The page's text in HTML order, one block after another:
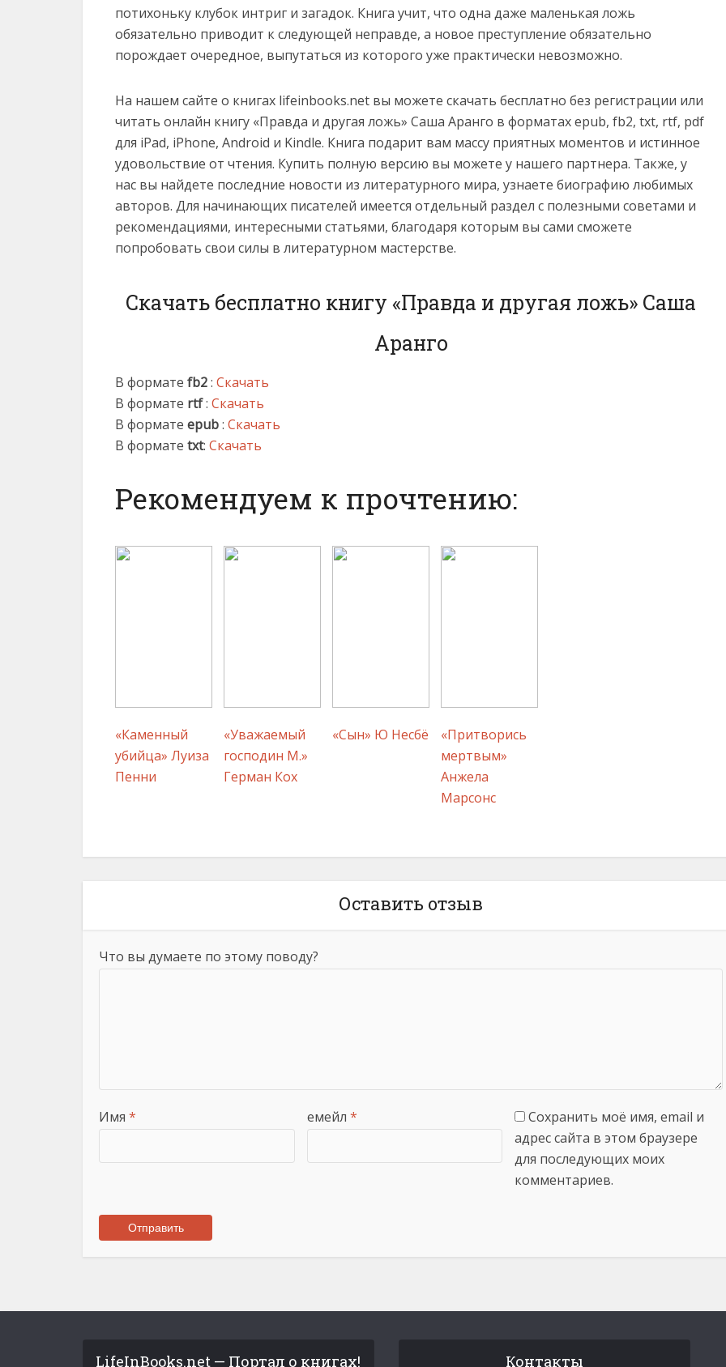
потихоньку клубок интриг и загадок. Книга учит, что одна даже маленькая ложь
обязательно приводит к следующей неправде, а новое преступление обязательно
порождает очередное, выпутаться из которого уже практически невозможно.
На нашем сайте о книгах lifeinbooks.net вы можете скачать бесплатно без регистрации или
читать онлайн книгу «Правда и другая ложь» Саша Аранго в форматах epub, fb2, txt, rtf, pdf
для iPad, iPhone, Android и Kindle. Книга подарит вам массу приятных моментов и истинное
удовольствие от чтения. Купить полную версию вы можете у нашего партнера. Также, у
нас вы найдете последние новости из литературного мира, узнаете биографию любимых
авторов. Для начинающих писателей имеется отдельный раздел с полезными советами и
рекомендациями, интересными статьями, благодаря которым вы сами сможете
попробовать свои силы в литературном мастерстве.
Скачать бесплатно книгу «Правда и другая ложь» Саша
Аранго
В формате fb2: Скачать
В формате rtf: Скачать
В формате epub: Скачать
В формате txt: Скачать
Рекомендуем к прочтению:
«Каменный
убийца» Луиза
Пенни
«Уважаемый
господин М.»
Герман Кох
«Сын» Ю Несбё
«Притворись
мертвым»
Анжела
Марсонс
Оставить отзыв
Что вы думаете по этому поводу?
Имя * емейл *
Сохранить моё имя, email и
адрес сайта в этом браузере
для последующих моих
комментариев.
LifeInBooks.net — Портал о книгах! Контакты